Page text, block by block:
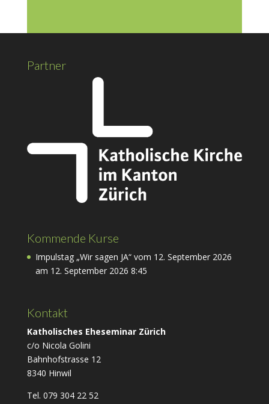
Partner
Kommende Kurse
Impulstag „Wir sagen JA“ vom 12. September 2026
am 12. September 2026 8:45
Kontakt
Katholisches Eheseminar Zürich
c/o Nicola Golini
Bahnhofstrasse 12
8340 Hinwil
Tel. 079 304 22 52